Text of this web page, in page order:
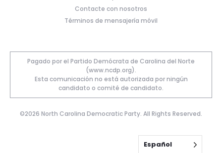
Contacte con nosotros
Términos de mensajería móvil
Pagado por el Partido Demócrata de Carolina del Norte
(www.ncdp.org).
Esta comunicación no está autorizada por ningún
candidato o comité de candidato.
©2026 North Carolina Democratic Party. All Rights Reserved.
Español